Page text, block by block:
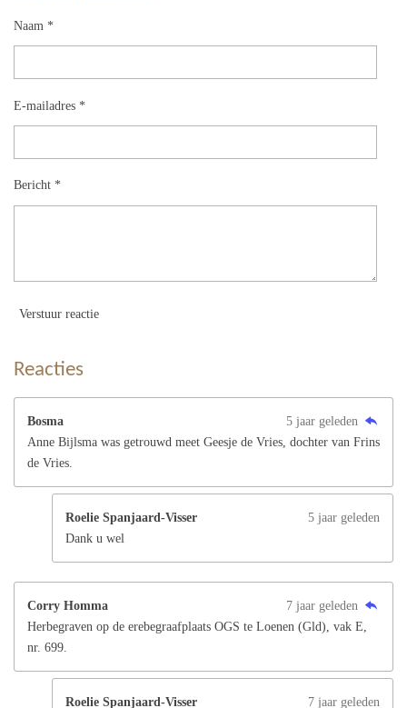
Naam *
E-mailadres *
Bericht *
Verstuur reactie
Reacties
Bosma
5 jaar geleden
Anne Bijlsma was getrouwd meet Geesje de Vries, dochter van Frins
de Vries.
Roelie Spanjaard-Visser
5 jaar geleden
Dank u wel
Corry Homma
7 jaar geleden
Herbegraven op de erebegraafplaats OGS te Loenen (Gld), vak E,
nr. 699.
Roelie Spanjaard-Visser
7 jaar geleden